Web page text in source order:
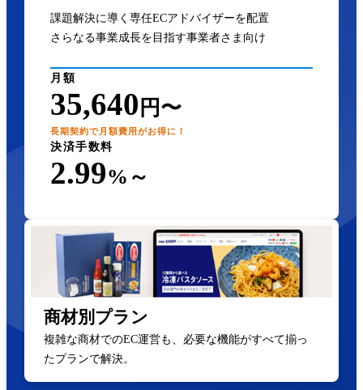
課題解決に導く専任ECアドバイザーを配置
さらなる事業成長を目指す事業者さま向け
月額
35,640 円〜
長期契約で月額費用がお得に！
決済手数料
2.99%～
商材別プラン
複雑な商材でのEC運営も、必要な機能がすべて揃っ
たプランで解決。